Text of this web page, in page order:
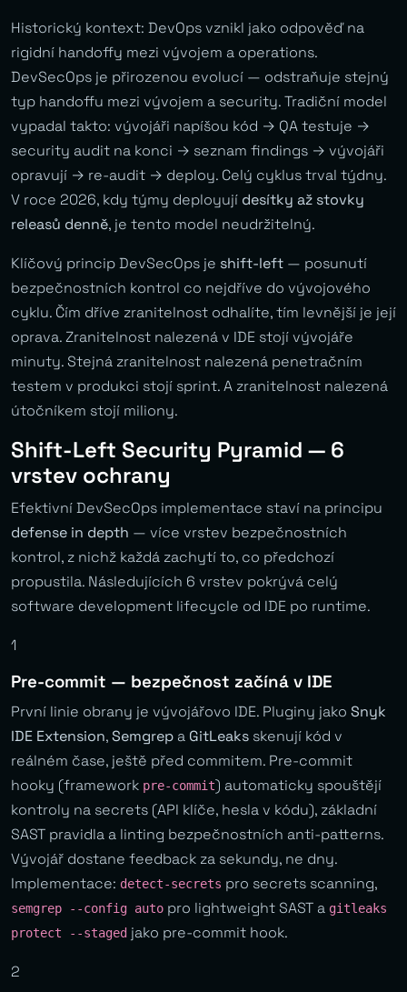
Historický kontext: DevOps vznikl jako odpověď na
rigidní handoffy mezi vývojem a operations.
DevSecOps je přirozenou evolucí — odstraňuje stejný
typ handoffu mezi vývojem a security. Tradiční model
vypadal takto: vývojáři napíšou kód → QA testuje →
security audit na konci → seznam findings → vývojáři
opravují → re-audit → deploy. Celý cyklus trval týdny.
V roce 2026, kdy týmy deployují desítky až stovky
releasů denně, je tento model neudržitelný.
Klíčový princip DevSecOps je shift-left — posunutí
bezpečnostních kontrol co nejdříve do vývojového
cyklu. Čím dříve zranitelnost odhalíte, tím levnější je její
oprava. Zranitelnost nalezená v IDE stojí vývojáře
minuty. Stejná zranitelnost nalezená penetračním
testem v produkci stojí sprint. A zranitelnost nalezená
útočníkem stojí miliony.
Shift-Left Security Pyramid — 6
vrstev ochrany
Efektivní DevSecOps implementace staví na principu
defense in depth — více vrstev bezpečnostních
kontrol, z nichž každá zachytí to, co předchozí
propustila. Následujících 6 vrstev pokrývá celý
software development lifecycle od IDE po runtime.
1
Pre-commit — bezpečnost začíná v IDE
První linie obrany je vývojářovo IDE. Pluginy jako Snyk
IDE Extension,Semgrep a GitLeaks skenují kód v
reálném čase, ještě před commitem. Pre-commit
hooky (framework pre-commit) automaticky spouštějí
kontroly na secrets (API klíče, hesla v kódu), základní
SAST pravidla a linting bezpečnostních anti-patterns.
Vývojář dostane feedback za sekundy, ne dny.
Implementace: detect-secrets pro secrets scanning,
semgrep --config auto pro lightweight SAST a gitleaks
protect --staged jako pre-commit hook.
2